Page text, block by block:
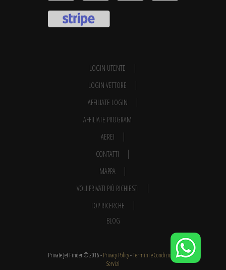
LOGIN UTENTE
LOGIN VETTORE
AFFILIATE LOGIN
AFFILIATE PROGRAM
AEREI
CONTATTI
MAPPA
VOLI PRIVATI PIÙ RICHIESTI
TOP RICERCHE
BLOG
Private Jet Finder © 2016 -Privacy Policy-Termini e Condizioni-
Servizi